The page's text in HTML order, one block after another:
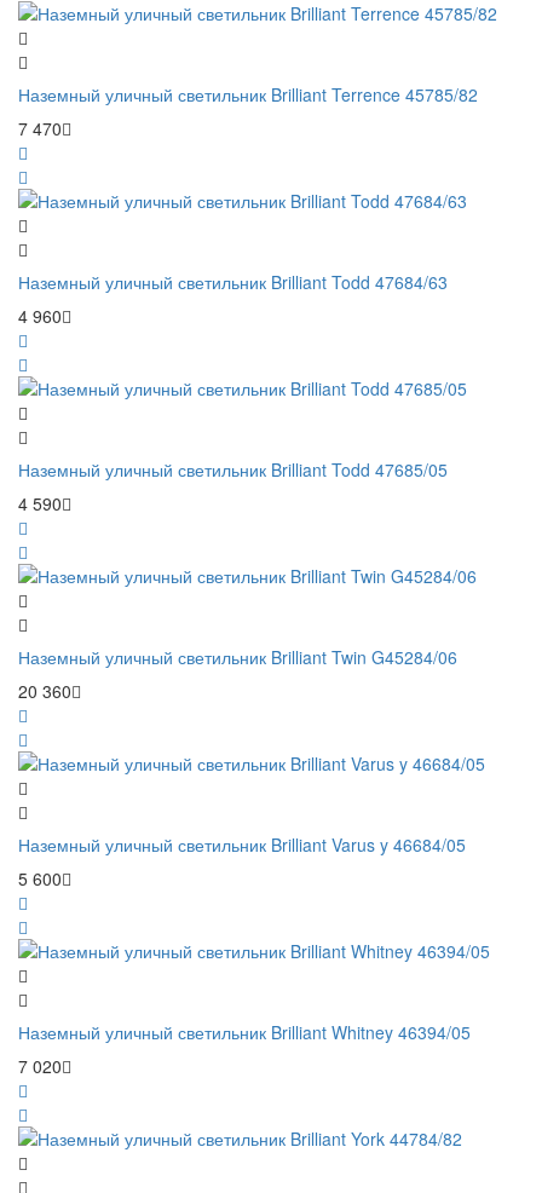
Наземный уличный светильник Brilliant Terrence 45785/82
7 470
Наземный уличный светильник Brilliant Todd 47684/63
4 960
Наземный уличный светильник Brilliant Todd 47685/05
4 590
Наземный уличный светильник Brilliant Twin G45284/06
20 360
Наземный уличный светильник Brilliant Varus y 46684/05
5 600
Наземный уличный светильник Brilliant Whitney 46394/05
7 020